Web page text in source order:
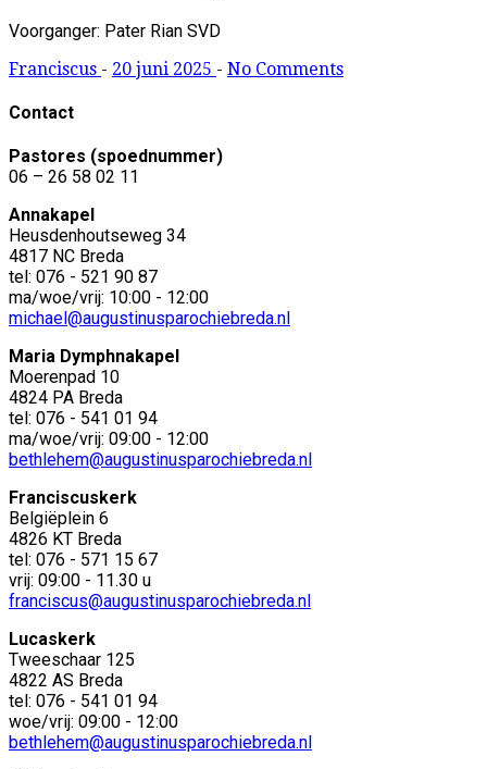
Voorganger: Pater Rian SVD
Franciscus - 20 juni 2025 - No Comments
Contact
Pastores (spoednummer)
06 – 26 58 02 11
Annakapel
Heusdenhoutseweg 34
4817 NC Breda
tel: 076 - 521 90 87
ma/woe/vrij: 10:00 - 12:00
michael@augustinusparochiebreda.nl
Maria Dymphnakapel
Moerenpad 10
4824 PA Breda
tel: 076 - 541 01 94
ma/woe/vrij: 09:00 - 12:00
bethlehem@augustinusparochiebreda.nl
Franciscuskerk
Belgiëplein 6
4826 KT Breda
tel: 076 - 571 15 67
vrij: 09:00 - 11.30 u
franciscus@augustinusparochiebreda.nl
Lucaskerk
Tweeschaar 125
4822 AS Breda
tel: 076 - 541 01 94
woe/vrij: 09:00 - 12:00
bethlehem@augustinusparochiebreda.nl